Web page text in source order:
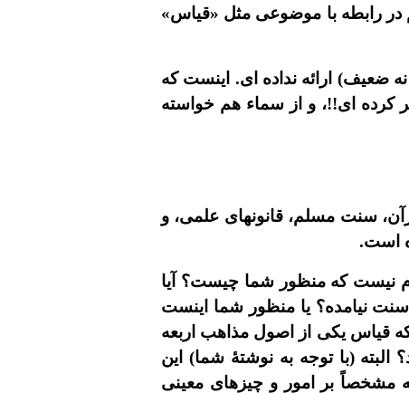
در رابطه با موضوعى مثل «قياس»
ضعيف) ارائه نداده اى. اينست که
کرده اى!!، و از سماء هم خواسته
سنت مسلم، قانونهاى علمى، و
است.
نيست که منظور شما چيست؟ آيا
نيامده؟ يا منظور شما اينست
که قياس يکى از اصول مذاهب اربعه
(با توجه به نوشتۀ شما) اين
مشخصاً بر امور و چيزهاى معينى